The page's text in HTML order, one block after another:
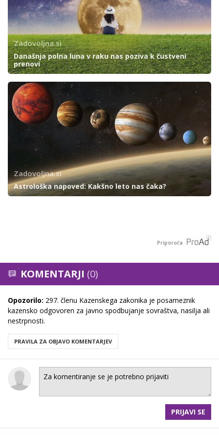
Zadovoljna.si
Današnja polna luna v raku nas poziva k čustveni
prenovi
Zadovoljna.si
Astrološka napoved: Kakšno leto nas čaka?
Priporoča
KOMENTARJI (0)
Opozorilo: 297. členu Kazenskega zakonika je posameznik
kazensko odgovoren za javno spodbujanje sovraštva, nasilja ali
nestrpnosti.
PRAVILA ZA OBJAVO KOMENTARJEV
PRIJAVI SE